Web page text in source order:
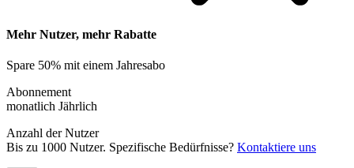
Mehr Nutzer, mehr Rabatte
Spare 50% mit einem Jahresabo
Abonnement
monatlich Jährlich
Anzahl der Nutzer
Bis zu 1000 Nutzer. Spezifische Bedürfnisse? Kontaktiere uns